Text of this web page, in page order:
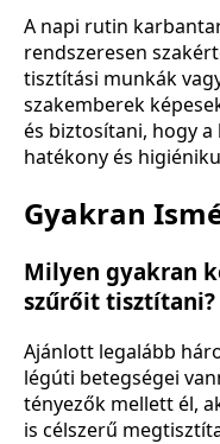
A napi rutin
rendszeresen
tisztítási munkák
szakemberek
és biztosítani, hogy
hatékony és
Gyakran
Milyen gyakran
szűrőit tisztítani?
Ajánlott legalább
légúti betegségei
tényezők mellett él,
is célszerű